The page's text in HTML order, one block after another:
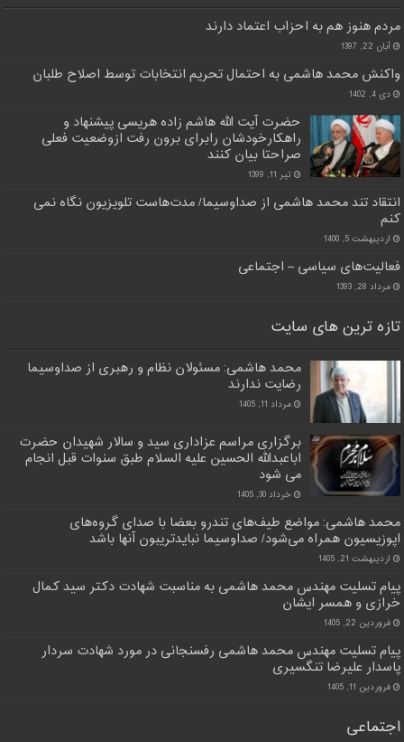
مردم هنوز هم به احزاب اعتماد دارند
آبان 22, 1397
واکنش محمد هاشمی به احتمال تحریم انتخابات توسط اصلاح طلبان
دی 4, 1402
حضرت آیت الله هاشم زاده هریسی پیشنهاد و
راهکارخودشان رابرای برون رفت ازوضعیت فعلی
صراحتا بیان کنند
تیر 11, 1399
انتقاد تند محمد هاشمی از صداوسیما/ مدت‌هاست تلویزیون نگاه نمی
کنم
اردیبهشت 5, 1400
فعالیت‌های سیاسی – اجتماعی
مرداد 28, 1393
تازه ترین های سایت
محمد هاشمی: مسئولان نظام و رهبری از صداوسیما
رضایت ندارند
مرداد 11, 1405
برگزاری مراسم عزاداری سید و سالار شهیدان حضرت
اباعبدالله الحسین علیه السلام طبق سنوات قبل انجام
می شود
خرداد 30, 1405
محمد هاشمی: مواضع طیف‌های تندرو بعضا با صدای گروه‌های
اپوزیسیون همراه می‌شود/ صداوسیما نبایدتریبون آنها باشد
اردیبهشت 21, 1405
پیام تسلیت مهندس محمد هاشمی به مناسبت شهادت دکتر سید کمال
خرازی و همسر ایشان
فروردین 22, 1405
پیام تسلیت مهندس محمد هاشمی رفسنجانی در مورد شهادت سردار
پاسدار علیرضا تنگسیری
فروردین 11, 1405
اجتماعی